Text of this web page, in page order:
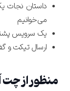
داستان نجات
می‌خوانیم
یک سرویس
ارسال تیکت و
منظور از